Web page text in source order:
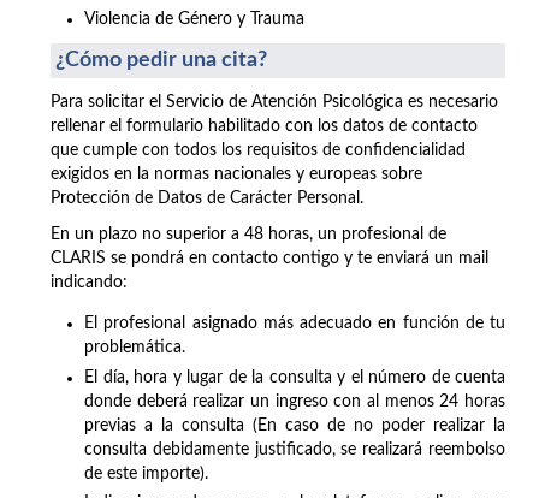
Violencia de Género y Trauma
¿Cómo pedir una cita?
Para solicitar el Servicio de Atención Psicológica es necesario
rellenar el formulario habilitado con los datos de contacto
que cumple con todos los requisitos de confidencialidad
exigidos en la normas nacionales y europeas sobre
Protección de Datos de Carácter Personal.
En un plazo no superior a 48 horas, un profesional de
CLARIS se pondrá en contacto contigo y te enviará un mail
indicando:
El profesional asignado más adecuado en función de tu
problemática.
El día, hora y lugar de la consulta y el número de cuenta
donde deberá realizar un ingreso con al menos 24 horas
previas a la consulta (En caso de no poder realizar la
consulta debidamente justificado, se realizará reembolso
de este importe).